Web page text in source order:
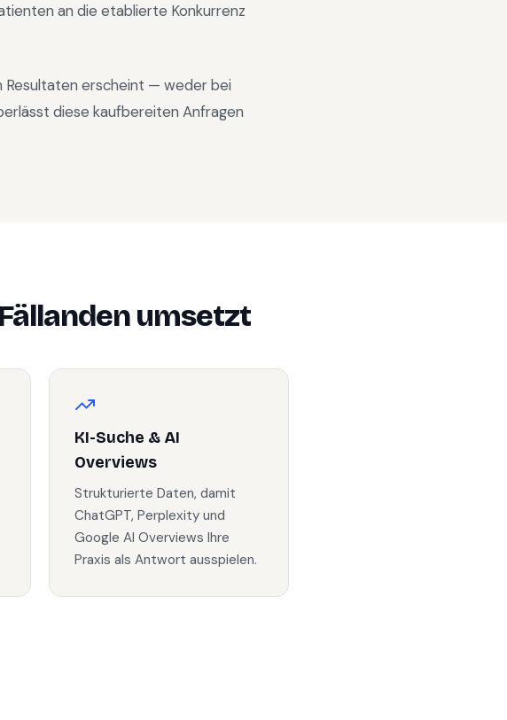
an die etablierte Konkurrenz
Resultaten erscheint — weder bei
diese kaufbereiten Anfragen
Fällanden umsetzt
KI-Suche & AI
Overviews
Strukturierte Daten, damit
ChatGPT, Perplexity und
Google AI Overviews Ihre
Praxis als Antwort ausspielen.